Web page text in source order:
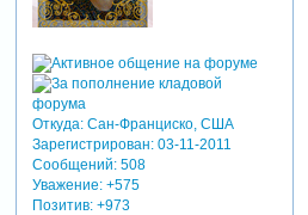
Откуда:Сан-Франциско, США
Зарегистрирован: 03-11-2011
Сообщений:508
Уважение: +575
Позитив: +973